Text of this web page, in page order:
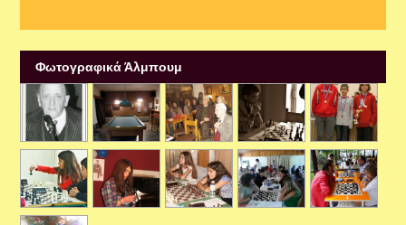
Φωτογραφικά Άλμπουμ